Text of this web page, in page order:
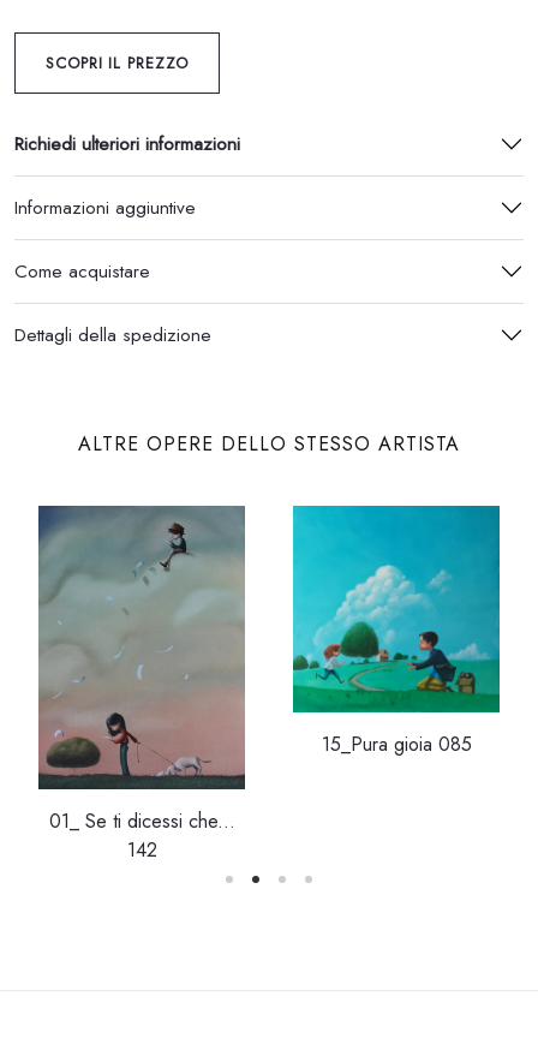
SCOPRI IL PREZZO
Richiedi ulteriori informazioni
Informazioni aggiuntive
Come acquistare
Dettagli della spedizione
ALTRE OPERE DELLO STESSO ARTISTA
01_ Se ti dicessi che...
142
15_Pura gioia 085